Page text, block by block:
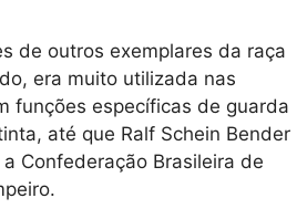
de outros exemplares da raça
era muito utilizada nas
funções específicas de guarda
até que Ralf Schein Bender
Confederação Brasileira de